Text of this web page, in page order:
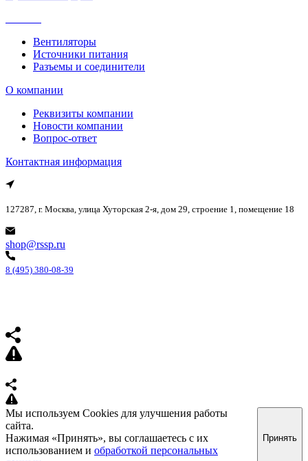
Вентиляторы
Источники питания
Разъемы и соединители
О компании
Реквизиты компании
Новости компании
Вопрос-ответ
Контактная информация
127287, г. Москва, улица Хуторская 2-я, дом 29, строение 1, помещение 18
shop@rssp.ru
8 (495) 380-08-39
Мы используем Cookies для улучшения работы
сайта.
Нажимая «Принять», вы соглашаетесь с их
использованием и обработкой персональных
Принять